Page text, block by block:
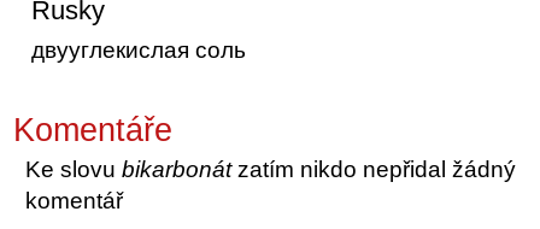
Rusky
двууглекислая соль
Komentáře
Ke slovubikarbonátzatím nikdo nepřidal žádný
komentář